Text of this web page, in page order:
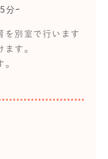
分~
を別室で行います
す。